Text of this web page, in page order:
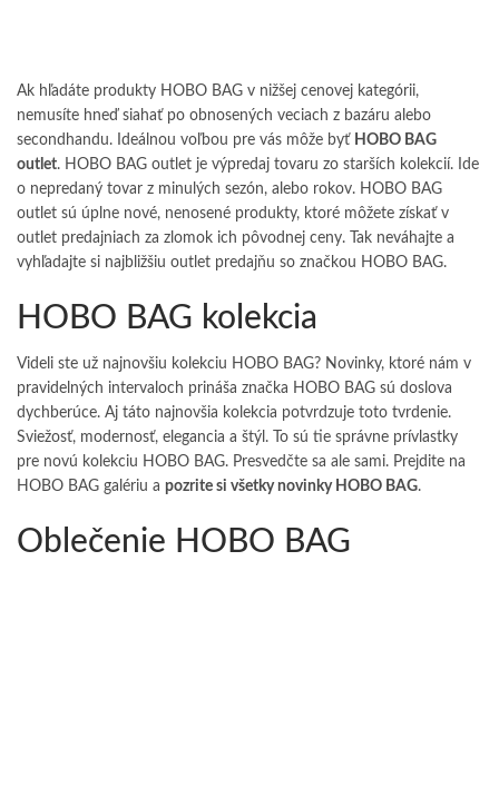
Ak hľadáte produkty HOBO BAG v nižšej cenovej kategórii,
nemusíte hneď siahať po obnosených veciach z bazáru alebo
secondhandu. Ideálnou voľbou pre vás môže byť HOBO BAG
outlet. HOBO BAG outlet je výpredaj tovaru zo starších kolekcií. Ide
o nepredaný tovar z minulých sezón, alebo rokov. HOBO BAG
outlet sú úplne nové, nenosené produkty, ktoré môžete získať v
outlet predajniach za zlomok ich pôvodnej ceny. Tak neváhajte a
vyhľadajte si najbližšiu outlet predajňu so značkou HOBO BAG.
HOBO BAG kolekcia
Videli ste už najnovšiu kolekciu HOBO BAG? Novinky, ktoré nám v
pravidelných intervaloch prináša značka HOBO BAG sú doslova
dychberúce. Aj táto najnovšia kolekcia potvrdzuje toto tvrdenie.
Sviežosť, modernosť, elegancia a štýl. To sú tie správne prívlastky
pre novú kolekciu HOBO BAG. Presvedčte sa ale sami. Prejdite na
HOBO BAG galériu a pozrite si všetky novinky HOBO BAG.
Oblečenie HOBO BAG